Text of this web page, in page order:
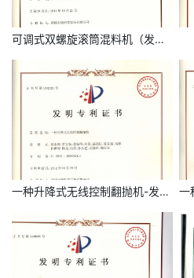
可调式双螺旋滚筒混料机（发明）
一种升降式无线控制翻抛机-发明专利